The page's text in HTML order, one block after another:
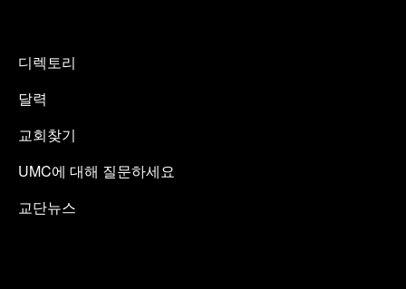
디렉토리
달력
교회찾기
UMC에 대해 질문하세요
교단뉴스